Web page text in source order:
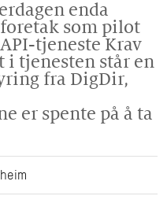
enda
som pilot
tjeneste Krav
i tjenesten står en
fra DigDir,
er spente på å ta